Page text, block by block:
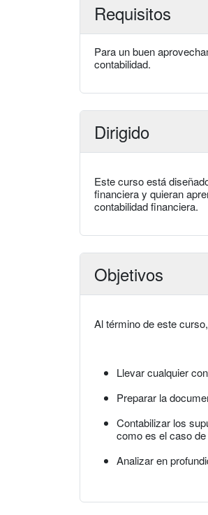
Requisitos
Para un buen
contabilidad.
Dirigido
Este curso está
financiera y quieran
contabilidad financiera.
Objetivos
Al término de este
Llevar cualquier
Preparar la
Contabilizar los
como es el caso
Analizar en